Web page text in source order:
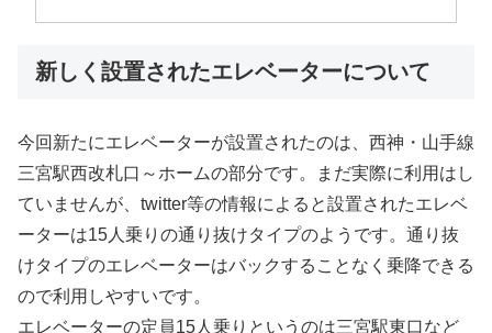
新しく設置されたエレベーターについて
今回新たにエレベーターが設置されたのは、西神・山手線
三宮駅西改札口～ホームの部分です。まだ実際に利用はし
ていませんが、twitter等の情報によると設置されたエレベ
ーターは15人乗りの通り抜けタイプのようです。通り抜
けタイプのエレベーターはバックすることなく乗降できる
ので利用しやすいです。
エレベーターの定員15人乗りというのは三宮駅東口など